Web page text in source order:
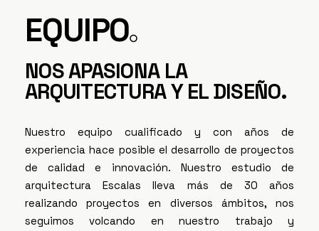
EQUIPO.
NOS APASIONA LA
ARQUITECTURA Y EL DISEÑO.
Nuestro equipo cualificado y con años de
experiencia hace posible el desarrollo de proyectos
de calidad e innovación. Nuestro estudio de
arquitectura Escalas lleva más de 30 años
realizando proyectos en diversos ámbitos, nos
seguimos volcando en nuestro trabajo y